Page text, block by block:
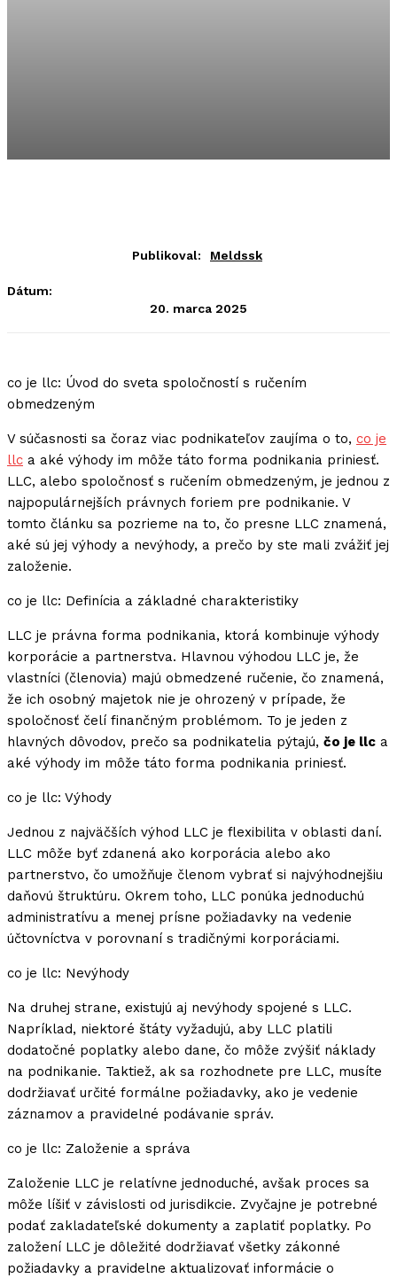
Publikoval: Meldssk
Dátum:
20. marca 2025
co je llc: Úvod do sveta spoločností s ručením
obmedzeným
V súčasnosti sa čoraz viac podnikateľov zaujíma o to, co je
llc a aké výhody im môže táto forma podnikania priniesť.
LLC, alebo spoločnosť s ručením obmedzeným, je jednou z
najpopulárnejších právnych foriem pre podnikanie. V
tomto článku sa pozrieme na to, čo presne LLC znamená,
aké sú jej výhody a nevýhody, a prečo by ste mali zvážiť jej
založenie.
co je llc: Definícia a základné charakteristiky
LLC je právna forma podnikania, ktorá kombinuje výhody
korporácie a partnerstva. Hlavnou výhodou LLC je, že
vlastníci (členovia) majú obmedzené ručenie, čo znamená,
že ich osobný majetok nie je ohrozený v prípade, že
spoločnosť čelí finančným problémom. To je jeden z
hlavných dôvodov, prečo sa podnikatelia pýtajú, čo je llc a
aké výhody im môže táto forma podnikania priniesť.
co je llc: Výhody
Jednou z najväčších výhod LLC je flexibilita v oblasti daní.
LLC môže byť zdanená ako korporácia alebo ako
partnerstvo, čo umožňuje členom vybrať si najvýhodnejšiu
daňovú štruktúru. Okrem toho, LLC ponúka jednoduchú
administratívu a menej prísne požiadavky na vedenie
účtovníctva v porovnaní s tradičnými korporáciami.
co je llc: Nevýhody
Na druhej strane, existujú aj nevýhody spojené s LLC.
Napríklad, niektoré štáty vyžadujú, aby LLC platili
dodatočné poplatky alebo dane, čo môže zvýšiť náklady
na podnikanie. Taktiež, ak sa rozhodnete pre LLC, musíte
dodržiavať určité formálne požiadavky, ako je vedenie
záznamov a pravidelné podávanie správ.
co je llc: Založenie a správa
Založenie LLC je relatívne jednoduché, avšak proces sa
môže líšiť v závislosti od jurisdikcie. Zvyčajne je potrebné
podať zakladateľské dokumenty a zaplatiť poplatky. Po
založení LLC je dôležité dodržiavať všetky zákonné
požiadavky a pravidelne aktualizovať informácie o